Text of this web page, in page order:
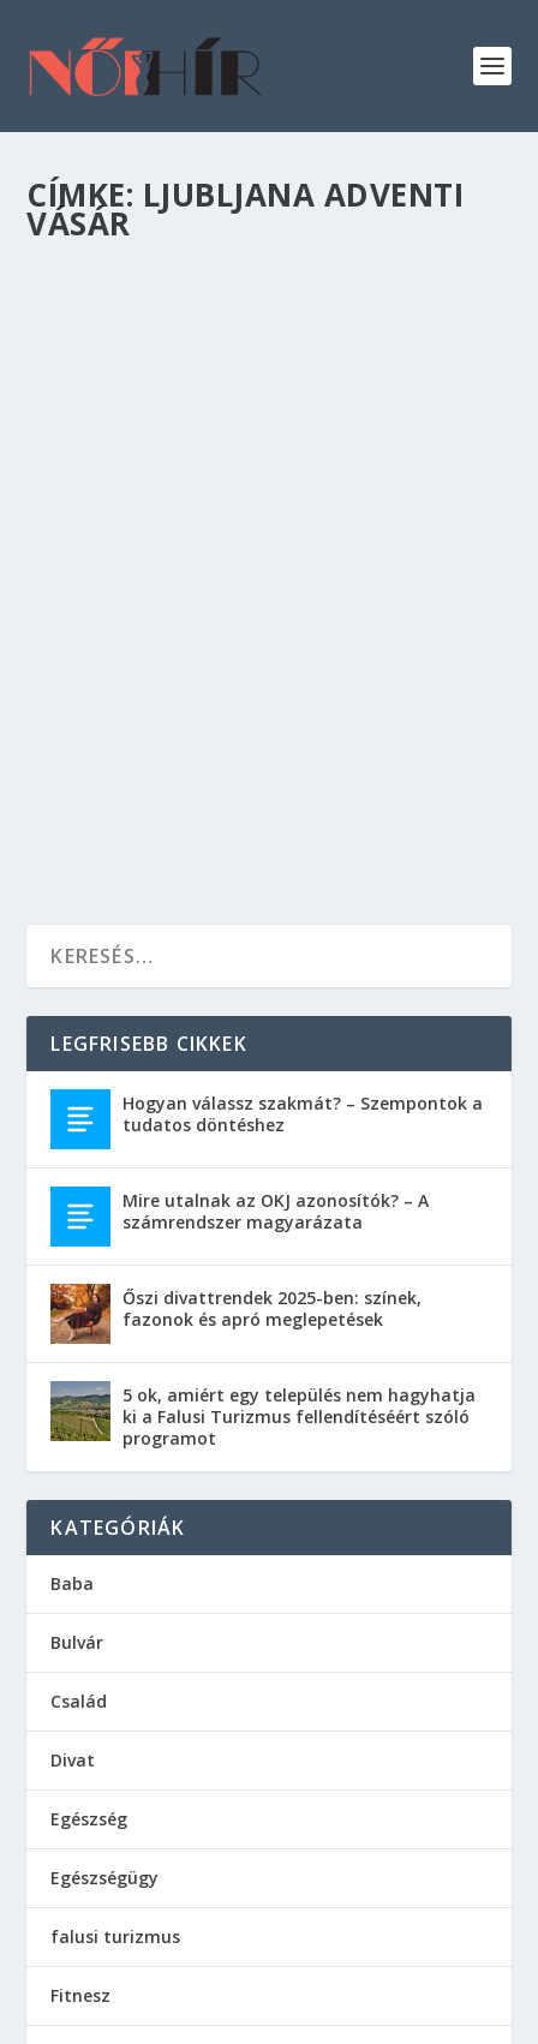
CÍMKE: LJUBLJANA ADVENTI
VÁSÁR
LEGFRISEBB CIKKEK
Hogyan válassz szakmát? – Szempontok a
tudatos döntéshez
Mire utalnak az OKJ azonosítók? – A
számrendszer magyarázata
Őszi divattrendek 2025-ben: színek,
fazonok és apró meglepetések
5 ok, amiért egy település nem hagyhatja
ki a Falusi Turizmus fellendítéséért szóló
programot
KATEGÓRIÁK
Baba
Bulvár
Család
Divat
Egészség
Egészségügy
falusi turizmus
Fitnesz